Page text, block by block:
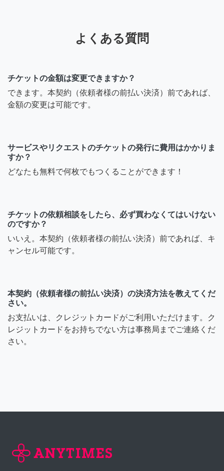
よくある質問
チケットの金額は変更できますか？
できます。本契約（依頼者様の前払い決済）前であれば、
金額の変更は可能です。
サービスやリクエストのチケットの発行に費用はかかりま
すか？
どなたも無料で何枚でもつくることができます！
チケットの依頼相談をしたら、必ず買わなくてはいけない
のですか？
いいえ。本契約（依頼者様の前払い決済）前であれば、キ
ャンセル可能です。
本契約（依頼者様の前払い決済）の決済方法を教えてくだ
さい。
お支払いは、クレジットカードがご利用いただけます。ク
レジットカードをお持ちでない方は事務局までご連絡くだ
さい。